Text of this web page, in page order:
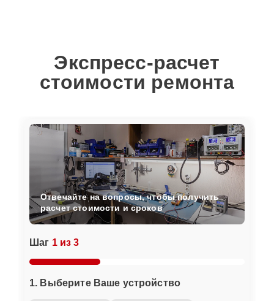
Экспресс-расчет
стоимости ремонта
Шаг 1 из 3
1. Выберите Ваше устройство
Отвечайте на вопросы, чтобы получить
расчет стоимости и сроков